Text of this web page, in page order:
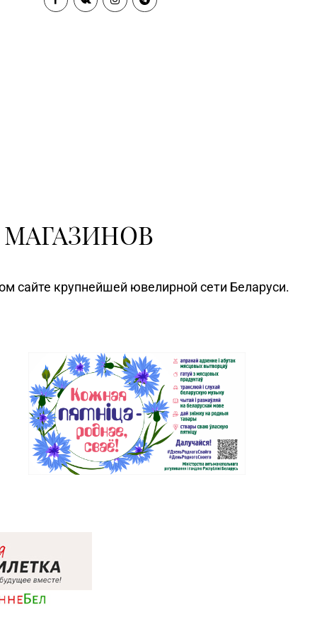
30, 8 (01643) 4-27-32
г. Береза, ул. Ленина, д. 87
сайте крупнейшей ювелирной сети Беларуси.